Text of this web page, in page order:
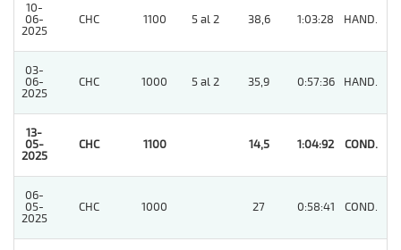
10-
06-
2025
CHC 1100 5 al 2 38,6 1:03:28 HAND.
03-
06-
2025
CHC 1000 5 al 2 35,9 0:57:36 HAND.
13-
05-
2025
CHC 1100 14,5 1:04:92 COND.
06-
05-
2025
CHC 1000 27 0:58:41 COND.